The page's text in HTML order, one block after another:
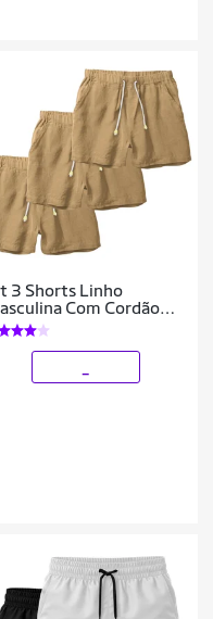
3 Shorts Linho
Com Cordão
Casual Verão